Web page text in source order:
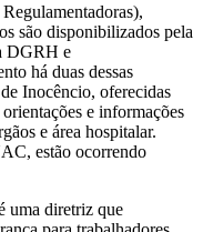
são disponibilizados pela
DGRH e
há duas dessas
Inocêncio, oferecidas
e informações
e área hospitalar.
estão ocorrendo
uma diretriz que